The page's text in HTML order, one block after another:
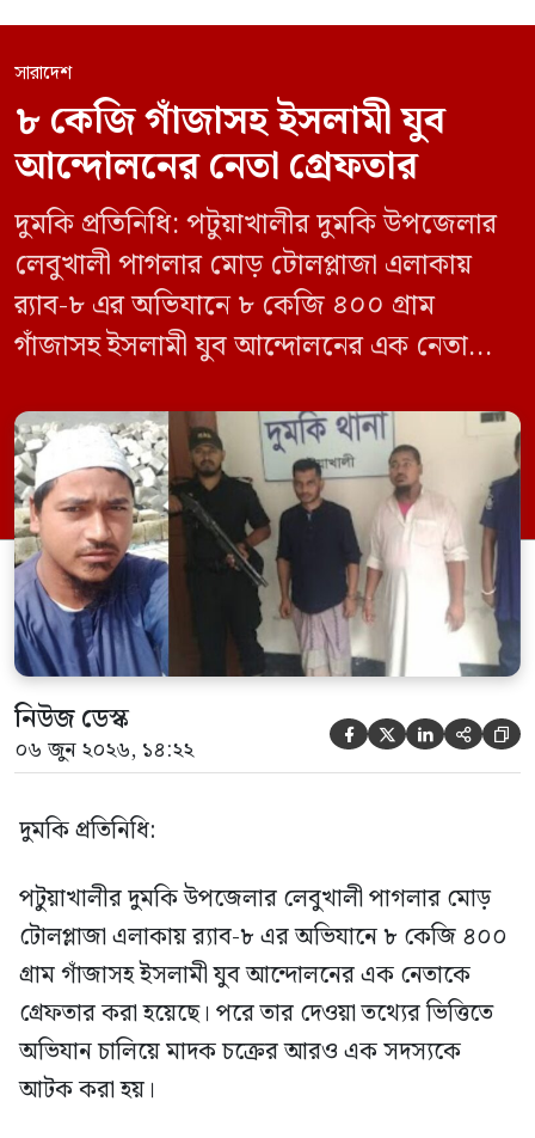
সারাদেশ
৮ কেজি গাঁজাসহ ইসলামী যুব
আন্দোলনের নেতা গ্রেফতার
দুমকি প্রতিনিধি: পটুয়াখালীর দুমকি উপজেলার
লেবুখালী পাগলার মোড় টোলপ্লাজা এলাকায়
র‍্যাব-৮ এর অভিযানে ৮ কেজি ৪০০ গ্রাম
গাঁজাসহ ইসলামী যুব আন্দোলনের এক নেতাকে
ভিত্তিতে অভিযান চালিয়ে মাদক চক্রের আরও
এক সদস্যকে আটক করা হয়। র‍্যাব ও পুলিশ
সূত্রে জানা গেছে, শুক্রবার গোপন সংবাদের
ভিত্তিতে র‍্যাব-৮, সিপিসি-১ পটুয়াখালী ক্যাম্পের
[…]
নিউজ ডেস্ক
০৬ জুন ২০২৬, ১৪:২২     
দুমকি প্রতিনিধি:
পটুয়াখালীর দুমকি উপজেলার লেবুখালী পাগলার মোড়
টোলপ্লাজা এলাকায় র‍্যাব-৮ এর অভিযানে ৮ কেজি ৪০০
গ্রাম গাঁজাসহ ইসলামী যুব আন্দোলনের এক নেতাকে
গ্রেফতার করা হয়েছে। পরে তার দেওয়া তথ্যের ভিত্তিতে
অভিযান চালিয়ে মাদক চক্রের আরও এক সদস্যকে
আটক করা হয়।